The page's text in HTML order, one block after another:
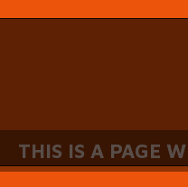
THIS IS A PAGE